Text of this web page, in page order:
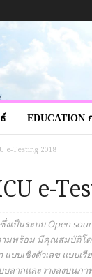
EDUCATION
e-Testing 2018
e-
เป็นระบบ Open
มพร้อม มีคุณสมบัติโ
บบเชิงตัวเลข แบบเ
ลากและวางลงบนภ